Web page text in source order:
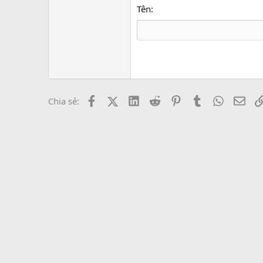
22
Tahoma
Times New Roman
Tên
Chia sẻ: FacebookX (Twitter)
LinkedIn
Reddit PinterestTumblr